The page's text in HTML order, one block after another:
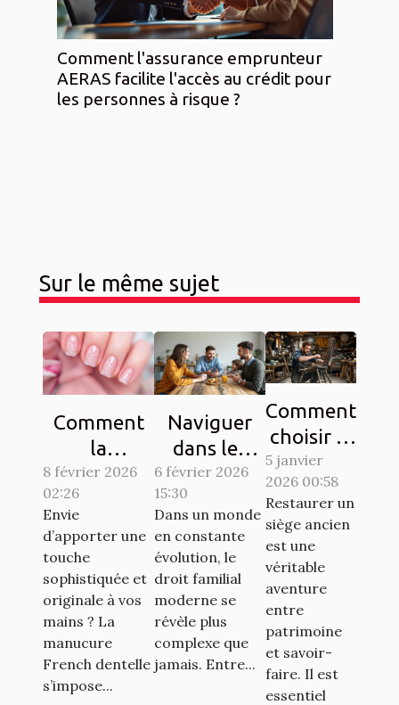
Comment l'assurance emprunteur
AERAS facilite l'accès au crédit pour
les personnes à risque ?
Sur le même sujet
Comment
la
manucure
French
dentelle
transforme-
t-elle votre
style ?
8 février 2026
02:26
Envie
d’apporter une
touche
sophistiquée et
originale à vos
mains ? La
manucure
French dentelle
s’impose...
Naviguer
dans les
complexités
du droit
familial
moderne
6 février 2026
15:30
Dans un monde
en constante
évolution, le
droit familial
moderne se
révèle plus
complexe que
jamais. Entre...
Comment
choisir le
bon
artisan
pour
restaurer
vos
sièges
anciens ?
5 janvier
2026 00:58
Restaurer un
siège ancien
est une
véritable
aventure
entre
patrimoine
et savoir-
faire. Il est
essentiel